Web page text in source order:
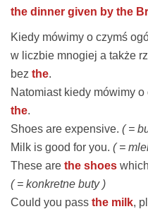
the dinner given by the
Kiedy mówimy o czymś
w liczbie mnogiej a także
bez the.
Natomiast kiedy mówimy
the.
Shoes are expensive. ( =
Milk is good for you. ( =
These are the shoes
( = konkretne buty )
Could you pass the milk,